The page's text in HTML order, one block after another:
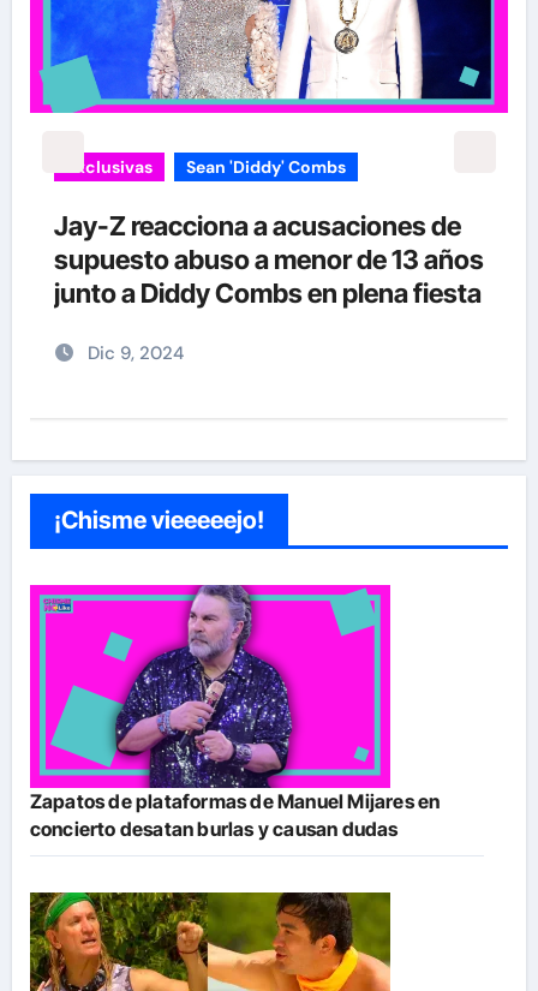
Exclusivas Sean 'Diddy' Combs
Jay-Z reacciona a acusaciones de
supuesto abuso a menor de 13 años
junto a Diddy Combs en plena fiesta
Dic 9, 2024
¡Chisme vieeeeejo!
Zapatos de plataformas de Manuel Mijares en
concierto desatan burlas y causan dudas